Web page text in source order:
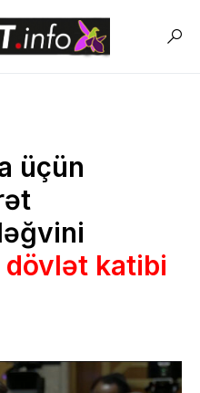
üçün
dövlət katibi